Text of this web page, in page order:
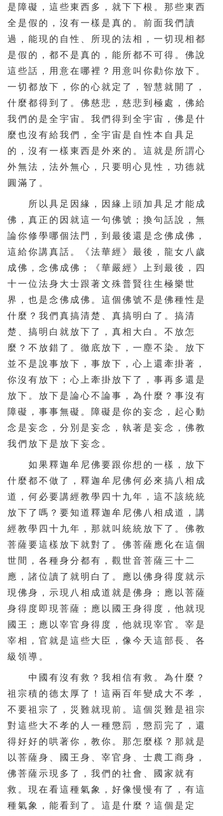
是障礙，這些東西多，就下下根。那些東西
全是假的，沒有一樣是真的。前面我們讀
過，能現的自性、所現的法相，一切現相都
是假的，都不是真的，能所都不可得。佛說
這些話，用意在哪裡？用意叫你勸你放下。
一切都放下，你的心就定了，智慧就開了，
什麼都得到了。佛慈悲，慈悲到極處，佛給
我們的是全宇宙。我們得到全宇宙，佛是什
麼也沒有給我們，全宇宙是自性本自具足
的，沒有一樣東西是外來的。這就是所謂心
外無法，法外無心，只要明心見性，功德就
圓滿了。
所以具足因緣，因緣上頭加具足才能成
佛，真正的因就這一句佛號；換句話說，無
論你修學哪個法門，到最後還是念佛成佛，
這給你講真話。《法華經》最後，龍女八歲
成佛，念佛成佛；《華嚴經》上到最後，四
十一位法身大士跟著文殊普賢往生極樂世
界，也是念佛成佛。這個佛號不是佛種性是
什麼？我們真搞清楚、真搞明白了。搞清
楚、搞明白就放下了，真相大白。不放怎
麼？不放錯了。徹底放下，一塵不染。放下
並不是說事放下，事放下，心上還牽掛著，
你沒有放下；心上牽掛放下了，事再多還是
放下。放下是論心不論事，為什麼？事沒有
障礙，事事無礙。障礙是你的妄念，起心動
念是妄念，分別是妄念，執著是妄念，佛教
我們放下是放下妄念。
如果釋迦牟尼佛要跟你想的一樣，放下
什麼都不做了，釋迦牟尼佛何必來搞八相成
道，何必要講經教學四十九年，這不該統統
放下了嗎？要知道釋迦牟尼佛八相成道，講
經教學四十九年，那就叫統統放下了。佛教
菩薩要這樣放下就對了。佛菩薩應化在這個
世間，各種身分都有，觀世音菩薩三十二
應，諸位讀了就明白了。應以佛身得度就示
現佛身，示現八相成道就是佛身；應以菩薩
身得度即現菩薩；應以國王身得度，他就現
國王；應以宰官身得度，他就現宰官。宰是
宰相，官就是這些大臣，像今天這部長、各
級領導。
中國有沒有救？我相信有救。為什麼？
祖宗積的德太厚了！這兩百年變成大不孝，
不要祖宗了，災難就現前。這個災難是祖宗
對這些大不孝的人一種懲罰，懲罰完了，還
得好好的哄著你，教你。那怎麼樣？那就是
以菩薩身、國王身、宰官身、士農工商身，
佛菩薩示現多了，我們的社會、國家就有
救。現在看這種氣象，好像慢慢有了，有這
種氣象，能看到了。這是什麼？這個是定